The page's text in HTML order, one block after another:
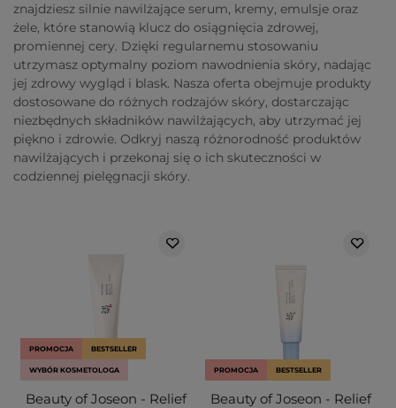
znajdziesz silnie nawilżające serum, kremy, emulsje oraz
żele, które stanowią klucz do osiągnięcia zdrowej,
promiennej cery. Dzięki regularnemu stosowaniu
utrzymasz optymalny poziom nawodnienia skóry, nadając
jej zdrowy wygląd i blask. Nasza oferta obejmuje produkty
dostosowane do różnych rodzajów skóry, dostarczając
niezbędnych składników nawilżających, aby utrzymać jej
piękno i zdrowie. Odkryj naszą różnorodność produktów
nawilżających i przekonaj się o ich skuteczności w
codziennej pielęgnacji skóry.
PROMOCJA BESTSELLER
WYBÓR KOSMETOLOGA
Beauty of Joseon - Relief
PROMOCJA BESTSELLER
Beauty of Joseon - Relief